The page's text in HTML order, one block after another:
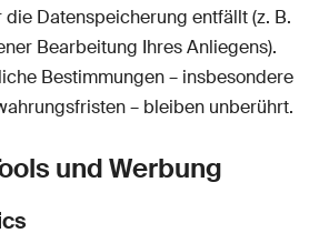
Datenspeicherung entfällt (z. B.
Bearbeitung Ihres Anliegens).
Bestimmungen – insbesondere
– bleiben unberührt.
und Werbung